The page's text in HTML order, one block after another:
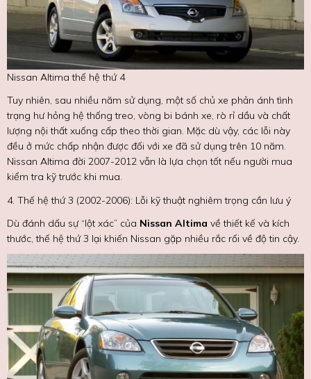
Nissan Altima thế hệ thứ 4
Tuy nhiên, sau nhiều năm sử dụng, một số chủ xe phản ánh tình
trạng hư hỏng hệ thống treo, vòng bi bánh xe, rò rỉ dầu và chất
lượng nội thất xuống cấp theo thời gian. Mặc dù vậy, các lỗi này
đều ở mức chấp nhận được đối với xe đã sử dụng trên 10 năm.
Nissan Altima đời 2007-2012 vẫn là lựa chọn tốt nếu người mua
kiểm tra kỹ trước khi mua.
4. Thế hệ thứ 3 (2002-2006): Lỗi kỹ thuật nghiêm trọng cần lưu ý
Dù đánh dấu sự “lột xác” của Nissan Altima về thiết kế và kích
thước, thế hệ thứ 3 lại khiến Nissan gặp nhiều rắc rối về độ tin cậy.